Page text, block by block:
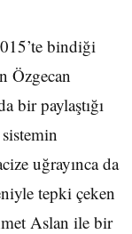
bindiği
Özgecan
bir paylaştığı
uğrayınca da
tepki çeken
Aslan ile bir